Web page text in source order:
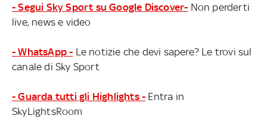
- Segui Sky Sport su Google Discover- Non perderti
live, news e video
- WhatsApp - Le notizie che devi sapere? Le trovi sul
canale di Sky Sport
- Guarda tutti gli Highlights - Entra in
SkyLightsRoom